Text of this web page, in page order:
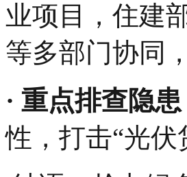
业项目，住建
等多部门协同
· ‌重点排查隐患‌
性，打击“光